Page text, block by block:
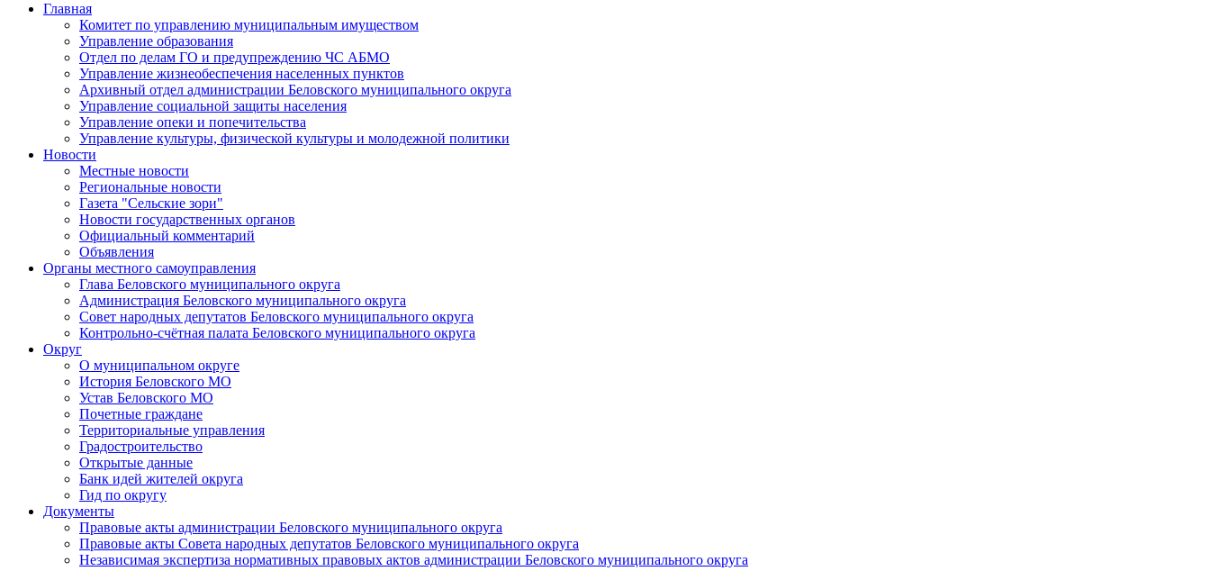
Главная
Комитет по управлению муниципальным имуществом
Управление образования
Отдел по делам ГО и предупреждению ЧС АБМО
Управление жизнеобеспечения населенных пунктов
Архивный отдел администрации Беловского муниципального округа
Управление социальной защиты населения
Управление опеки и попечительства
Управление культуры, физической культуры и молодежной политики
Новости
Местные новости
Региональные новости
Газета "Сельские зори"
Новости государственных органов
Официальный комментарий
Объявления
Органы местного самоуправления
Глава Беловского муниципального округа
Администрация Беловского муниципального округа
Совет народных депутатов Беловского муниципального округа
Контрольно-счётная палата Беловского муниципального округа
Округ
О муниципальном округе
История Беловского МО
Устав Беловского МО
Почетные граждане
Территориальные управления
Градостроительство
Открытые данные
Банк идей жителей округа
Гид по округу
Документы
Правовые акты администрации Беловского муниципального округа
Правовые акты Совета народных депутатов Беловского муниципального округа
Независимая экспертиза нормативных правовых актов администрации Беловского муниципального округа